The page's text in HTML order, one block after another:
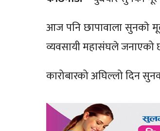
आज पनि छापावाला सुनकाे
व्यवसायी महासंघले जनाएको
कारोबारको अघिल्लो दिन